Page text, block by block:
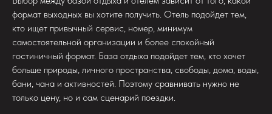
формат выходных вы хотите получить. Отель подойдет тем,
кто ищет привычный сервис, номер, минимум
самостоятельной организации и более спокойный
гостиничный формат. База отдыха подойдет тем, кто хочет
больше природы, личного пространства, свободы, дома, воды,
бани, чана и активностей. Поэтому сравнивать нужно не
только цену, но и сам сценарий поездки.